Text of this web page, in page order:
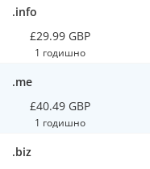
.info
£29.99 GBP
1 годишно
.me
£40.49 GBP
1 годишно
.biz